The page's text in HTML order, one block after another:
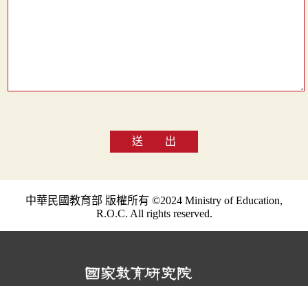
送 出
中華民國教育部 版權所有 ©2024 Ministry of Education,
R.O.C. All rights reserved.